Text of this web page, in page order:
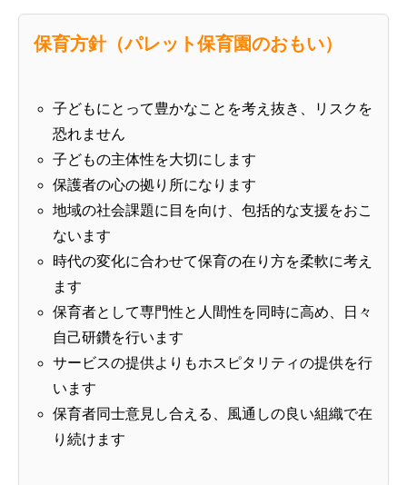
保育方針（パレット保育園のおもい）
子どもにとって豊かなことを考え抜き、リスクを
恐れません
子どもの主体性を大切にします
保護者の心の拠り所になります
地域の社会課題に目を向け、包括的な支援をおこ
ないます
時代の変化に合わせて保育の在り方を柔軟に考え
ます
保育者として専門性と人間性を同時に高め、日々
自己研鑽を行います
サービスの提供よりもホスピタリティの提供を行
います
保育者同士意見し合える、風通しの良い組織で在
り続けます